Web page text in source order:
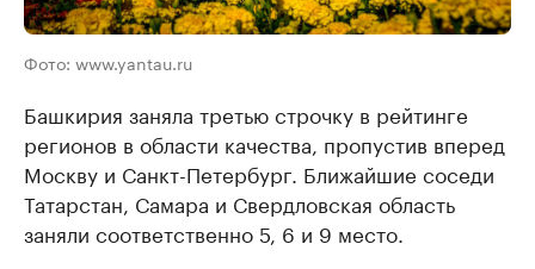
Фото: www.yantau.ru
Башкирия заняла третью строчку в рейтинге
регионов в области качества, пропустив вперед
Москву и Санкт-Петербург. Ближайшие соседи
Татарстан, Самара и Свердловская область
заняли соответственно 5, 6 и 9 место.